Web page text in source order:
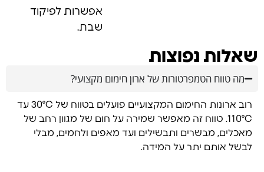
אפשרות לפיקוד
שבת.
שאלות נפוצות
מה טווח הטמפרטורות של ארון חימום מקצועי?
רוב ארונות החימום המקצועיים פועלים בטווח של 30°C עד
110°C. טווח זה מאפשר שמירה על חום של מגוון רחב של
מאכלים, מבשרים ותבשילים ועד מאפים ולחמים, מבלי
לבשל אותם יתר על המידה.